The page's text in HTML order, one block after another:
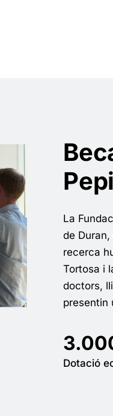
La
de
recerca
Tortosa i
doctors,
presentin
Dotació